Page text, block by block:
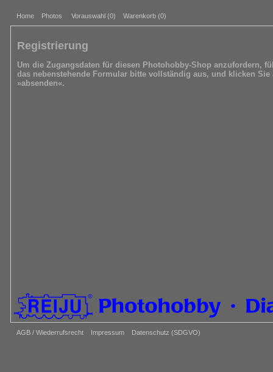
Home Photos Vorauswahl (0) Warenkorb (0)
AGB / Wiederrufsrecht Impressum Datenschutz (SDGVO)
Registrierung
Um die Zugangsdaten für diesen Photohobby-Shop anzufordern,
das nebenstehende Formular bitte vollständig aus, und klicken Sie
»absenden«.